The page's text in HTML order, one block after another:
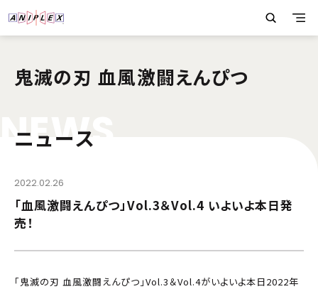
鬼滅の刃 血風激闘えんぴつ
NEWS
ニュース
2022.02.26
「血風激闘えんぴつ」Vol.3＆Vol.4 いよいよ本日発
売！
「鬼滅の刃 血風激闘えんぴつ」Vol.3＆Vol.4がいよいよ本日2022年